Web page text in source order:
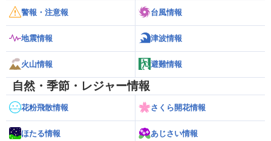
警報・注意報 台風情報
地震情報 津波情報
火山情報 避難情報
自然・季節・レジャー情報
花粉飛散情報 さくら開花情報
ほたる情報 あじさい情報